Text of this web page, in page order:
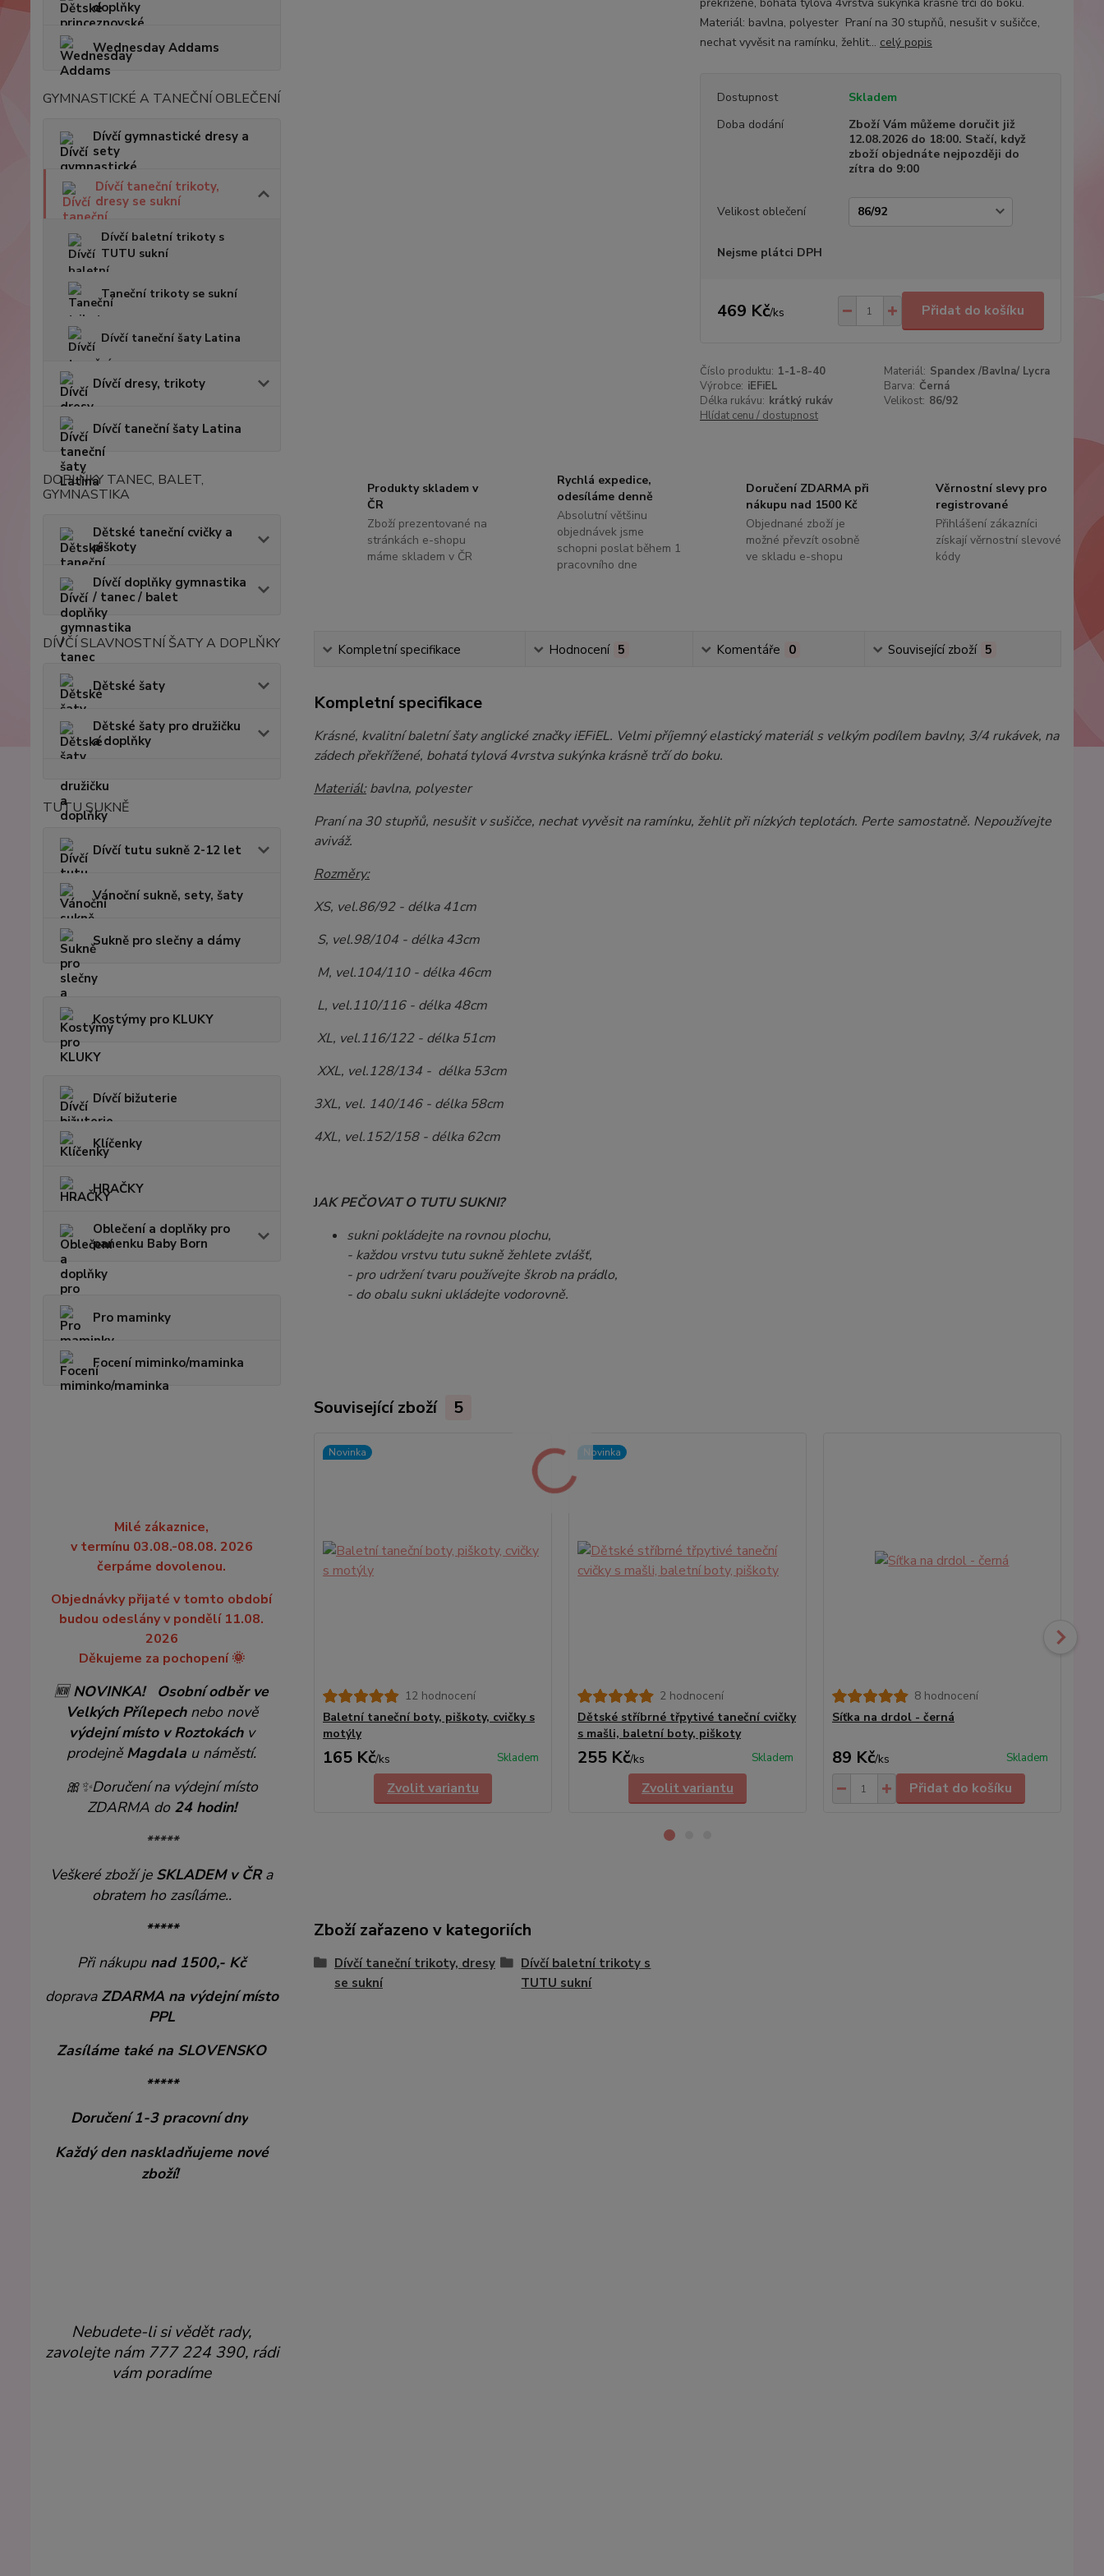
doplňky
Wednesday Addams
GYMNASTICKÉ A TANEČNÍ OBLEČENÍ
Dívčí gymnastické dresy a
sety
Dívčí taneční trikoty,
dresy se sukní
Dívčí baletní trikoty s
TUTU sukní
Taneční trikoty se sukní
Dívčí taneční šaty Latina
Dívčí dresy, trikoty
Dívčí taneční šaty Latina
DOPLŇKY TANEC, BALET,
GYMNASTIKA
Dětské taneční cvičky a
piškoty
Dívčí doplňky gymnastika
/ tanec / balet
DÍVČÍ SLAVNOSTNÍ ŠATY A DOPLŇKY
Dětské šaty
Dětské šaty pro družičku
a doplňky
TUTU SUKNĚ
Dívčí tutu sukně 2-12 let
Vánoční sukně, sety, šaty
Sukně pro slečny a dámy
Kostýmy pro KLUKY
Dívčí bižuterie
Klíčenky
HRAČKY
Oblečení a doplňky pro
panenku Baby Born
Pro maminky
Focení miminko/maminka
Milé zákaznice,
v termínu 03.08.-08.08. 2026
čerpáme dovolenou.
Objednávky přijaté v tomto období
budou odeslány v pondělí 11.08.
2026
Děkujeme za pochopení 🌞
🆕NOVINKA!
Osobní odběr ve
Velkých Přílepechnebo nově
výdejní místo v Roztokáchv
prodejněMagdala u náměstí.
🎀✨Doručení na výdejní místo
ZDARMA do 24 hodin!
*****
Veškeré zboží je SKLADEM v ČRa
obratem ho zasíláme..
*****
Při nákupu nad 1500,- Kč
doprava ZDARMA na výdejní místo
PPL
Zasíláme také na SLOVENSKO
*****
Doručení 1-3 pracovní dny
Každý den naskladňujeme nové
zboží!
Nebudete-li si vědět rady,
zavolejte nám 777 224 390, rádi
vám poradíme
Materiál: bavlna, polyester Praní na 30 stupňů, nesušit v sušičce,
nechat vyvěsit na ramínku, žehlit... celý popis
Dostupnost
Skladem
Doba dodání
Zboží Vám můžeme doručit již
12.08.2026 do 18:00. Stačí, když
zboží objednáte nejpozději do
zítra do 9:00
Velikost oblečení
Nejsme plátci DPH
469 Kč/ks Přidat do košíku
Číslo produktu: 1-1-8-40 Materiál: Spandex /Bavlna/ Lycra
Výrobce: iEFiEL Barva: Černá
Délka rukávu: krátký rukáv Velikost: 86/92
Hlídat cenu / dostupnost
Produkty skladem v
ČR
Zboží prezentované na
stránkách e-shopu
máme skladem v ČR
Rychlá expedice,
odesíláme denně
Absolutní většinu
objednávek jsme
schopni poslat během 1
pracovního dne
Doručení ZDARMA při
nákupu nad 1500 Kč
Objednané zboží je
možné převzít osobně
ve skladu e-shopu
Věrnostní slevy pro
registrované
Přihlášení zákazníci
získají věrnostní slevové
kódy
Kompletní specifikace Hodnocení 5 Komentáře 0 Související zboží 5
Kompletní specifikace
Krásné, kvalitní baletní šaty anglické značky iEFiEL. Velmi příjemný elastický materiál s velkým podílem bavlny, 3/4 rukávek, na
zádech překřížené, bohatá tylová 4vrstva sukýnka krásně trčí do boku.
Materiál:bavlna, polyester
Praní na 30 stupňů, nesušit v sušičce, nechat vyvěsit na ramínku, žehlit při nízkých teplotách. Perte samostatně. Nepoužívejte
aviváž.
Rozměry:
XS, vel.86/92 - délka 41cm
S, vel.98/104 - délka 43cm
M, vel.104/110 - délka 46cm
L, vel.110/116 - délka 48cm
XL, vel.116/122 - délka 51cm
XXL, vel.128/134 - délka 53cm
3XL, vel. 140/146 - délka 58cm
4XL, vel.152/158 - délka 62cm
JAK PEČOVAT O TUTU SUKNI?
sukni pokládejte na rovnou plochu,
- každou vrstvu tutu sukně žehlete zvlášť,
- pro udržení tvaru používejte škrob na prádlo,
- do obalu sukni ukládejte vodorovně.
Související zboží 5
Novinka
12 hodnocení
Baletní taneční boty, piškoty, cvičky s
motýly
165 Kč/ks Skladem
Zvolit variantu
Novinka
2 hodnocení
Dětské stříbrné třpytivé taneční cvičky
s mašli, baletní boty, piškoty
255 Kč/ks Skladem
Zvolit variantu
8 hodnocení
Síťka na drdol - černá
89 Kč/ks Skladem
Přidat do košíku
Zboží zařazeno v kategoriích
Dívčí taneční trikoty, dresy
se sukní
Dívčí baletní trikoty s
TUTU sukní